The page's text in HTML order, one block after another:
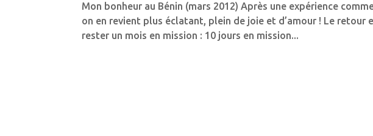
Mon bonheur au Bénin (mars 2012) Après une expérience
on en revient plus éclatant, plein de joie et d’amour ! Le retour
rester un mois en mission : 10 jours en mission...